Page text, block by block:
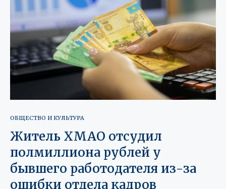
ОБЩЕСТВО И КУЛЬТУРА
Житель ХМАО отсудил
полмиллиона рублей у
бывшего работодателя из-за
ошибки отдела кадров